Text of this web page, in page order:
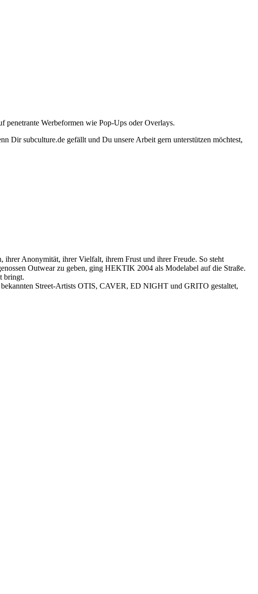
penetrante Werbeformen wie Pop-Ups oder Overlays.
Dir subculture.de gefällt und Du unsere Arbeit gern unterstützen möchtest,
ihrer Anonymität, ihrer Vielfalt, ihrem Frust und ihrer Freude. So steht
Outwear zu geben, ging HEKTIK 2004 als Modelabel auf die Straße.
bringt.
Street-Artists OTIS, CAVER, ED NIGHT und GRITO gestaltet,